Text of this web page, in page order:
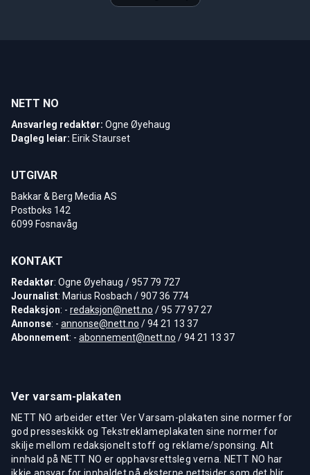
NETT NO
Ansvarleg redaktør: Ogne Øyehaug
Dagleg leiar: Eirik Staurset
UTGIVAR
Bakkar & Berg Media AS
Postboks 142
6099 Fosnavåg
KONTAKT
Redaktør: Ogne Øyehaug / 957 79 727
Journalist: Marius Rosbach / 907 36 774
Redaksjon: - redaksjon@nett.no / 95 77 97 27
Annonse: - annonse@nett.no / 94 21 13 37
Abonnement: - abonnement@nett.no / 94 21 13 37
Ver varsam-plakaten
NETT NO arbeider etter Ver Varsam-plakaten sine normer for
god presseskikk og Tekstreklameplakaten sine normer for
skilje mellom redaksjonelt stoff og reklame/sponsing. Alt
innhald på NETT NO er opphavsrettsleg verna. NETT NO har
ikkje ansvar for innhaldet på eksterne nettsider som det blir